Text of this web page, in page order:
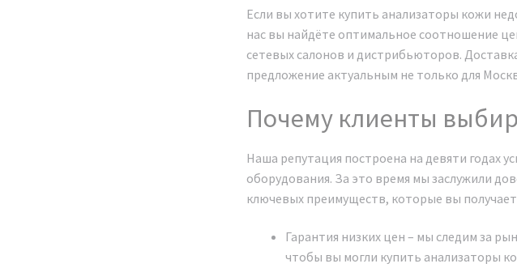
Если вы хотите купить анализаторы кожи
нас вы найдёте оптимальное соотношение
сетевых салонов и дистрибьюторов.
предложение актуальным не только для
Почему клиенты
Наша репутация построена на девяти годах
оборудования. За это время мы заслужили
ключевых преимуществ, которые вы
Гарантия низких цен – мы следим за
чтобы вы могли купить анализаторы